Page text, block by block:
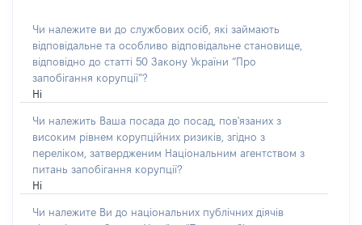
Чи належите ви до службових осіб, які займають
відповідальне та особливо відповідальне становище,
відповідно до статті 50 Закону України “Про
запобігання корупції”?
Ні
Чи належить Ваша посада до посад, пов'язаних з
високим рівнем корупційних ризиків, згідно з
переліком, затвердженим Національним агентством з
питань запобігання корупції?
Ні
Чи належите Ви до національних публічних діячів